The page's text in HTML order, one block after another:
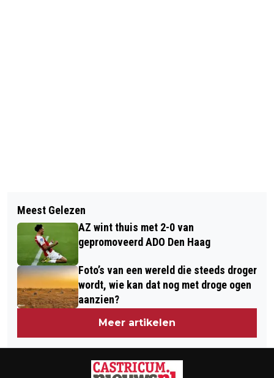
SCOOTERRIJDER GEWOND BIJ
VERKEERSONGEVAL IN AKERSLOOT
PIASTRI WINT DUTCH GRAND PRIX,
VERSTAPPEN EINDIGT ALS TWEEDE
NA UITVALLEN LANDO NORIS
Meest Gelezen
AZ wint thuis met 2-0 van
gepromoveerd ADO Den Haag
Foto’s van een wereld die steeds droger
wordt, wie kan dat nog met droge ogen
aanzien?
Meer artikelen